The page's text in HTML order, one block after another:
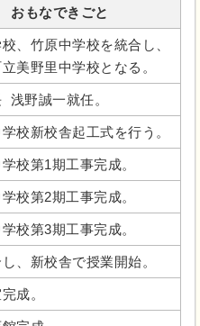
おもなできごと
、竹原中学校を統合し、
美野里中学校となる。
浅野誠一就任。
校新校舎起工式を行う。
校第1期工事完成。
校第2期工事完成。
校第3期工事完成。
、新校舎で授業開始。
成。